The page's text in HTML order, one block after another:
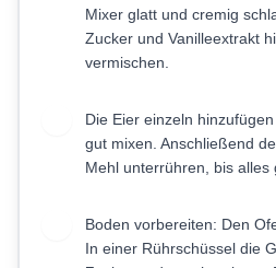
Mixer glatt und cremig
Zucker und Vanilleextrakt
vermischen.
Die Eier einzeln
gut mixen. Anschließend
Mehl unterrühren, bis alles
Boden vorbereiten: Den
In einer Rührschüssel die